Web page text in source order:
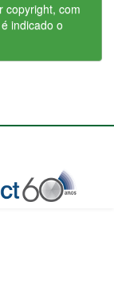
copyright, com
indicado o